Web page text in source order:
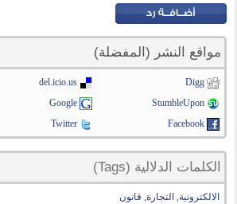
مواقع النشر (المفضلة)
Digg
del.icio.us
StumbleUpon
Google
Facebook
Twitter
الكلمات الدلالية (Tags)
الالكترونية, التجارة, قانون